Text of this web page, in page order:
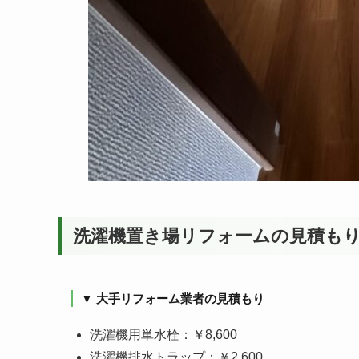
洗濯機置き場リフォームの見積も
▼ 大手リフォーム業者の見積もり
洗濯機用単水栓：￥8,600